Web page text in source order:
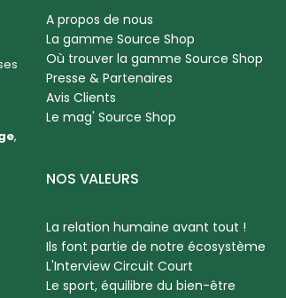
,
A propos de nous
La gamme Source Shop
Où trouver la gamme Source Shop
Presse & Partenaires
Avis Clients
Le mag' Source Shop
NOS VALEURS
La relation humaine avant tout !
Ils font partie de notre écosystème
L'Interview Circuit Court
Le sport, équilibre du bien-être